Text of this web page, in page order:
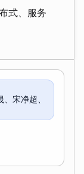
式、服务
宋净超、